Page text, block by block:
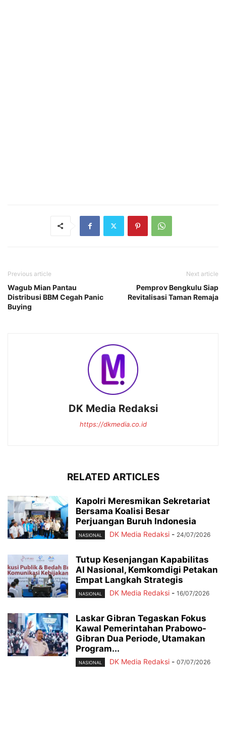
Previous article
Wagub Mian Pantau
Distribusi BBM Cegah Panic
Buying
Next article
Pemprov Bengkulu Siap
Revitalisasi Taman Remaja
DK Media Redaksi
https://dkmedia.co.id
RELATED ARTICLES
Kapolri Meresmikan Sekretariat
Bersama Koalisi Besar
Perjuangan Buruh Indonesia
NASIONAL DK Media Redaksi - 24/07/2026
Tutup Kesenjangan Kapabilitas
AI Nasional, Kemkomdigi Petakan
Empat Langkah Strategis
NASIONAL DK Media Redaksi - 16/07/2026
Laskar Gibran Tegaskan Fokus
Kawal Pemerintahan Prabowo-
Gibran Dua Periode, Utamakan
Program...
NASIONAL DK Media Redaksi - 07/07/2026